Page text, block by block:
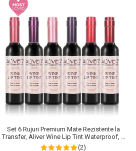
Set 6 Rujuri Premium Mate Rezistente la
Transfer, Aliver Wine Lip Tint Waterproof, 7
g X 6 buc (2)